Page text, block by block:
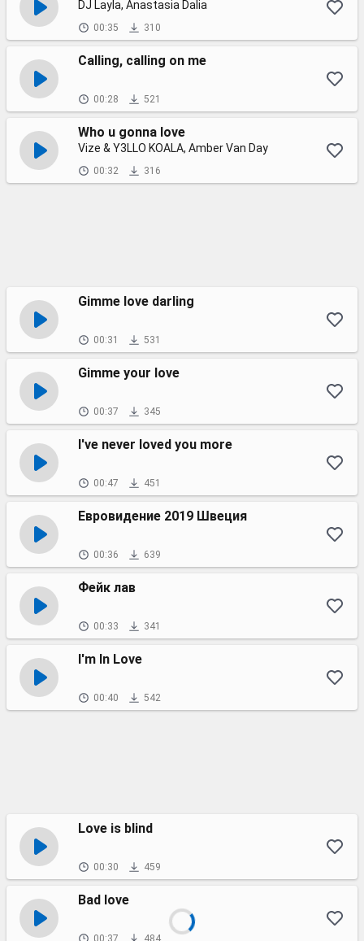
DJ Layla, Anastasia Dalia
00:35 310
Calling, calling on me
00:28 521
Who u gonna love
Vize & Y3LLO KOALA, Amber Van Day
00:32 316
Gimme love darling
00:31 531
Gimme your love
00:37 345
I've never loved you more
00:47 451
Евровидение 2019 Швеция
00:36 639
Фейк лав
00:33 341
I'm In Love
00:40 542
Love is blind
00:30 459
Bad love
00:37 484